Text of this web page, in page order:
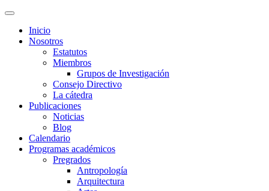
Inicio
Nosotros
Estatutos
Miembros
Grupos de Investigación
Consejo Directivo
La cátedra
Publicaciones
Noticias
Blog
Calendario
Programas académicos
Pregrados
Antropología
Arquitectura